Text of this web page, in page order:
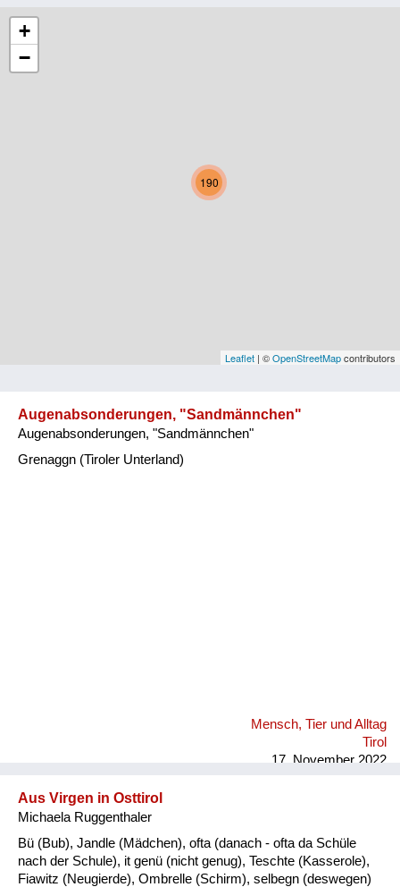
Niederösterreich
Oberösterreich
Vorarlberg
Kategorie
190
+
−
Leaflet | ©OpenStreetMapcontributors
Augenabsonderungen, "Sandmännchen"
Augenabsonderungen, "Sandmännchen"
Grenaggn (Tiroler Unterland)
Mensch, Tier und Alltag
Tirol
17. November 2022
Aus Virgen in Osttirol
Michaela Ruggenthaler
Bü (Bub), Jandle (Mädchen), ofta (danach - ofta da Schüle
nach der Schule), it genü (nicht genug), Teschte (Kasserole),
Fiawitz (Neugierde), Ombrelle (Schirm), selbegn (deswegen)